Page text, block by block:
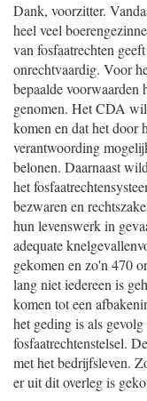
Dank, voorzitter.
heel veel
van fosfaatrechten
onrechtvaardig. Voor
bepaalde
genomen. Het CDA
komen en dat het door
verantwoording
belonen. Daarnaast
het
bezwaren en
hun levenswerk in
adequate
gekomen en zo'n 470
lang niet iedereen is
komen tot een
het geding is als
fosfaatrechtenstelsel.
met het bedrijfsleven.
er uit dit overleg is